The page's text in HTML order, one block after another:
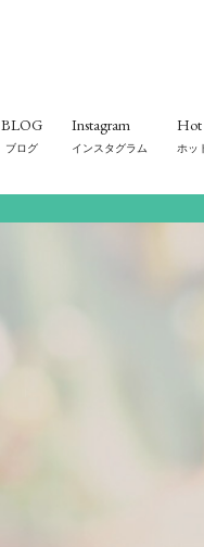
BLOG
ブログ
Instagram
インスタグラム
Hot
ホッ